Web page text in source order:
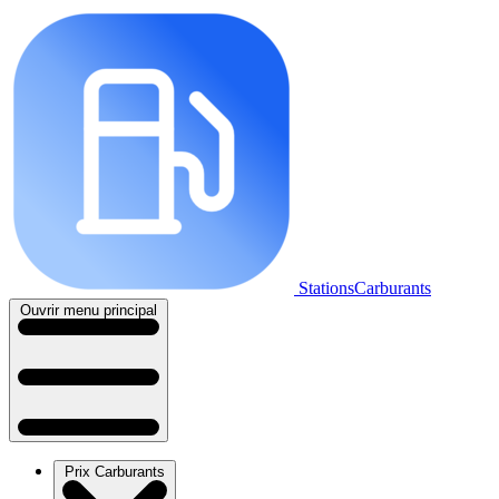
StationsCarburants
Ouvrir menu principal
Prix Carburants